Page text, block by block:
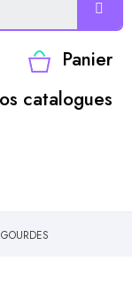
Panier
catalogues